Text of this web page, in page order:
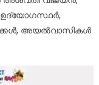
അയൽവാസികൾ